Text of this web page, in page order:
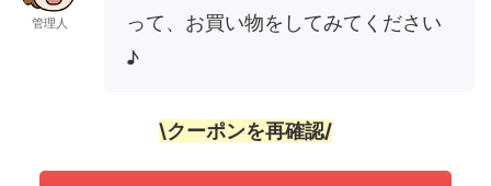
管理人
って、お買い物をしてみてください
♪
\クーポンを再確認/